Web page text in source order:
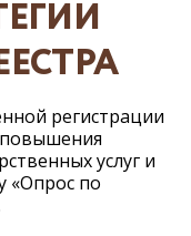
регистрации
повышения
услуг и
«Опрос по